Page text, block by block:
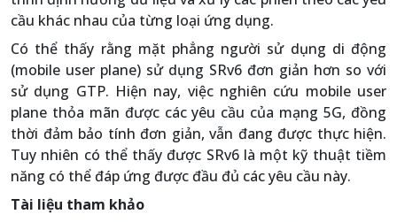
cầu khác nhau của từng loại ứng dụng.
Có thể thấy rằng mặt phẳng người sử dụng di động
(mobile user plane) sử dụng SRv6 đơn giản hơn so với
sử dụng GTP. Hiện nay, việc nghiên cứu mobile user
plane thỏa mãn được các yêu cầu của mạng 5G, đồng
thời đảm bảo tính đơn giản, vẫn đang được thực hiện.
Tuy nhiên có thể thấy được SRv6 là một kỹ thuật tiềm
năng có thể đáp ứng được đầu đủ các yêu cầu này.
Tài liệu tham khảo